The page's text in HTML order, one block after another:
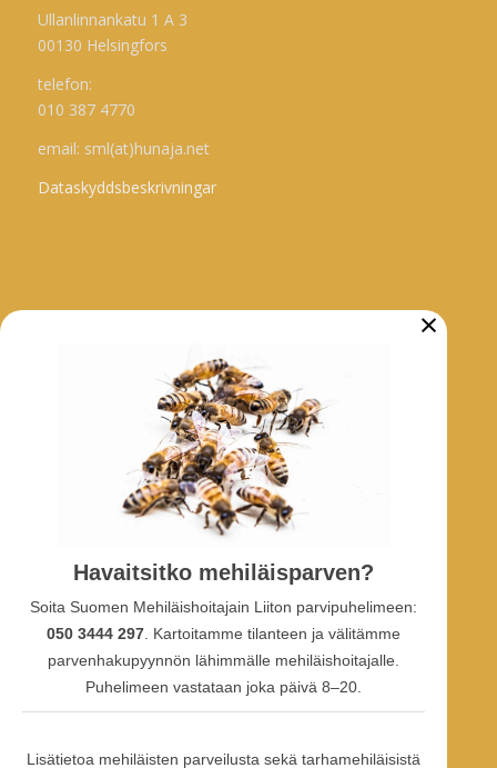
Ullanlinnankatu 1 A 3
00130 Helsingfors
telefon:
010 387 4770
email: sml(at)hunaja.net
Dataskyddsbeskrivningar
Facebook-grupp
Facebook-sidan
Facebook-profil
Youtube
Havaitsitko mehiläisparven?
Soita Suomen Mehiläishoitajain Liiton parvipuhelimeen:
050 3444 297 . Kartoitamme tilanteen ja välitämme
parvenhakupyynnön lähimmälle mehiläishoitajalle.
Puhelimeen vastataan joka päivä 8–20.
Lisätietoa mehiläisten parveilusta sekä tarhamehiläisistä
×